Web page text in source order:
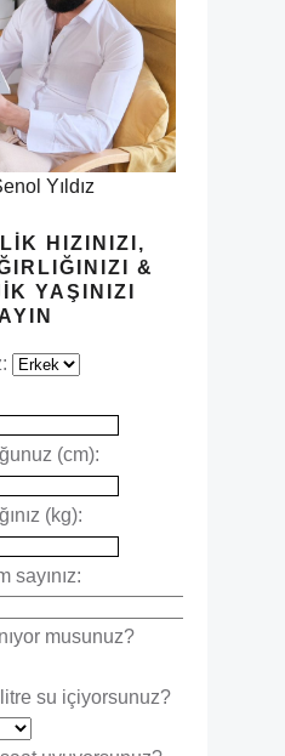
Yıldız
HIZINIZI,
&
YAŞINIZI
(cm):
(kg):
sayınız:
musunuz?
su içiyorsunuz?